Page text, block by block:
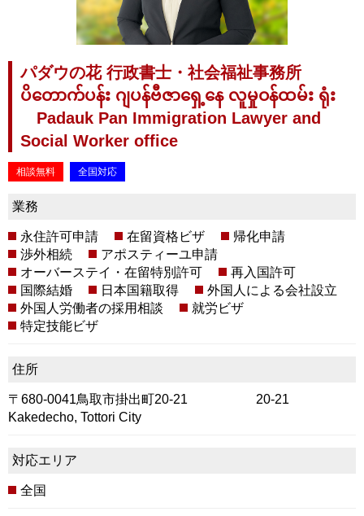
パダウの花 行政書士・社会福祉事務所
ပိတောက်ပန်း ဂျပန်ဗီဇာရှေ့နေ လူမှုဝန်ထမ်း ရုံး
Padauk Pan Immigration Lawyer and
Social Worker office
相談無料 全国対応
業務
永住許可申請 在留資格ビザ
帰化申請
渉外相続
アポスティーユ申請
オーバーステイ・在留特別許可
再入国許可
国際結婚
日本国籍取得
外国人による会社設立
外国人労働者の採用相談
就労ビザ
特定技能ビザ
住所
〒680-0041鳥取市掛出町20-21 20-21
Kakedecho, Tottori City
対応エリア
全国